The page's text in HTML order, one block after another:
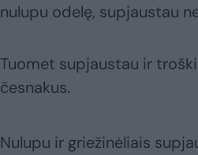
nulupu odelę, supjaustau
Tuomet supjaustau ir
česnakus.
Nulupu ir griežinėliais